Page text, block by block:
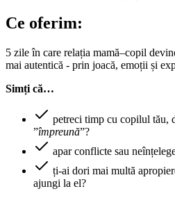
Ce oferim:
5 zile în care relația mamă–copil
mai autentică - prin joacă, emoții și
Simți că…
petreci timp cu copilul tău,
”împreună”?
apar conflicte sau
ți-ai dori mai multă
ajungi la el?